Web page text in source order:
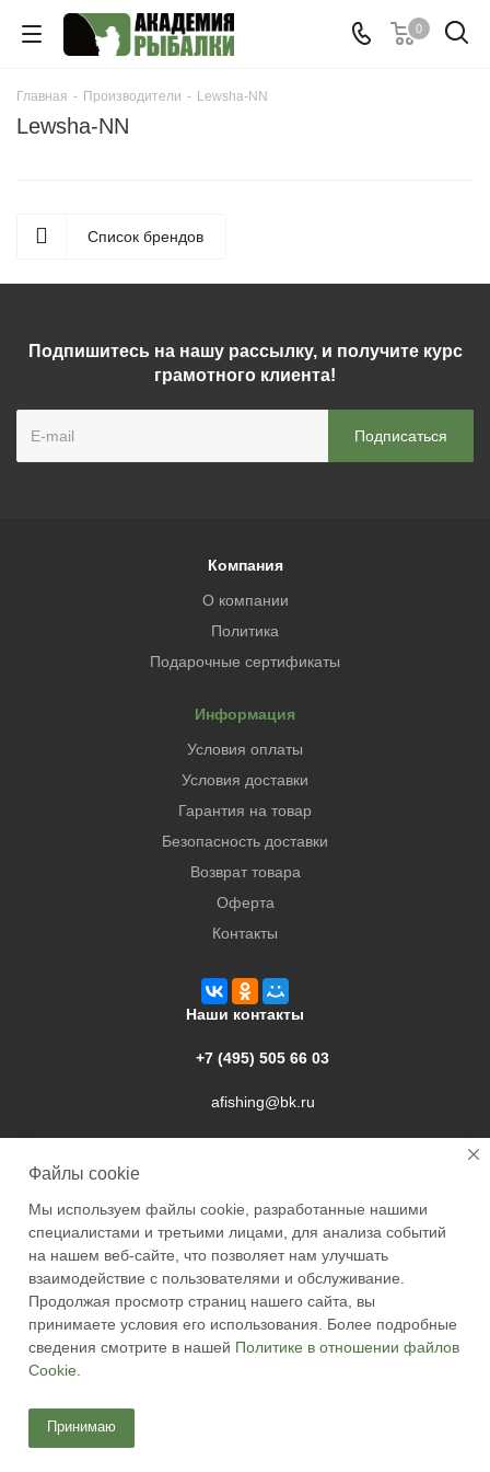
0
Главная - Производители - Lewsha-NN
Lewsha-NN
Список брендов
Подпишитесь на нашу рассылку, и получите курс
грамотного клиента!
Компания
О компании
Политика
Подарочные сертификаты
Информация
Условия оплаты
Условия доставки
Гарантия на товар
Безопасность доставки
Возврат товара
Оферта
Контакты
Наши контакты
+7 (495) 505 66 03
afishing@bk.ru
2026 © Academyfishing - продажа товаров для рыбалки по
Москве и России
Файлы cookie
Мы используем файлы cookie, разработанные нашими
специалистами и третьими лицами, для анализа событий
на нашем веб-сайте, что позволяет нам улучшать
взаимодействие с пользователями и обслуживание.
Продолжая просмотр страниц нашего сайта, вы
принимаете условия его использования. Более подробные
сведения смотрите в нашей Политике в отношении файлов
Cookie
Принимаю